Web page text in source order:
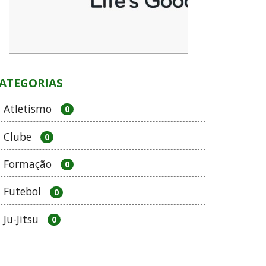
Atletismo 0
Clube 0
Formação 0
Futebol 0
Ju-Jitsu 0